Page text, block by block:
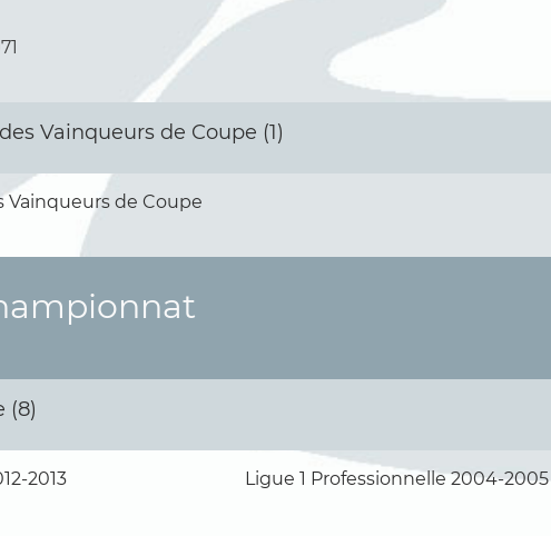
Vainqueurs de Coupe (1)
Vainqueurs de Coupe
(8)
2013 Ligue 1 Professionnelle 2004-2005